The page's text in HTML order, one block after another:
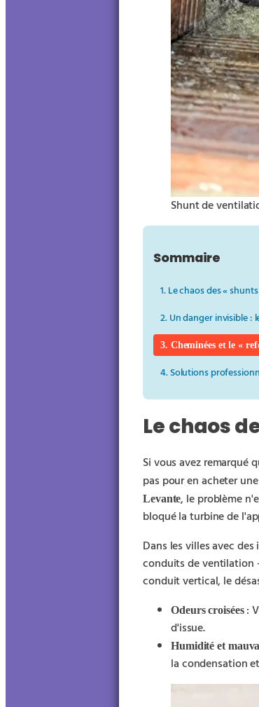
Shunt de
Sommaire
1. Le chaos des «
2. Un danger invisible :
3. Cheminées et le «
4. Solutions
Le chaos
Si vous avez remarqué
pas pour en acheter
Levante, le problème
bloqué la turbine de
Dans les villes avec
conduits de ventilation
conduit vertical, le
Odeurs croisées:
d'issue.
Humidité et
la condensation